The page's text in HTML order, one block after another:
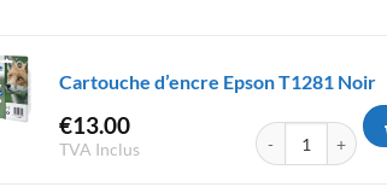
T1291 Noir
Cartouche d’encre Epson T1281 Noir
€13.00
TVA Inclus
quantité de